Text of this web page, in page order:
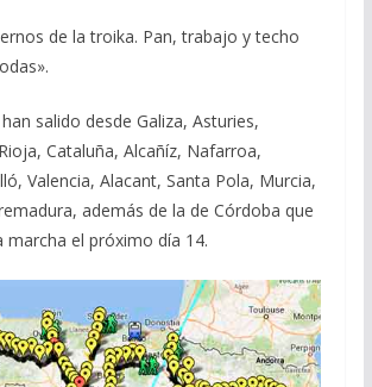
de la troika. Pan, trabajo y techo
salido desde Galiza, Asturies,
Cataluña, Alcañíz, Nafarroa,
Valencia, Alacant, Santa Pola, Murcia,
además de la de Córdoba que
marcha el próximo día 14.